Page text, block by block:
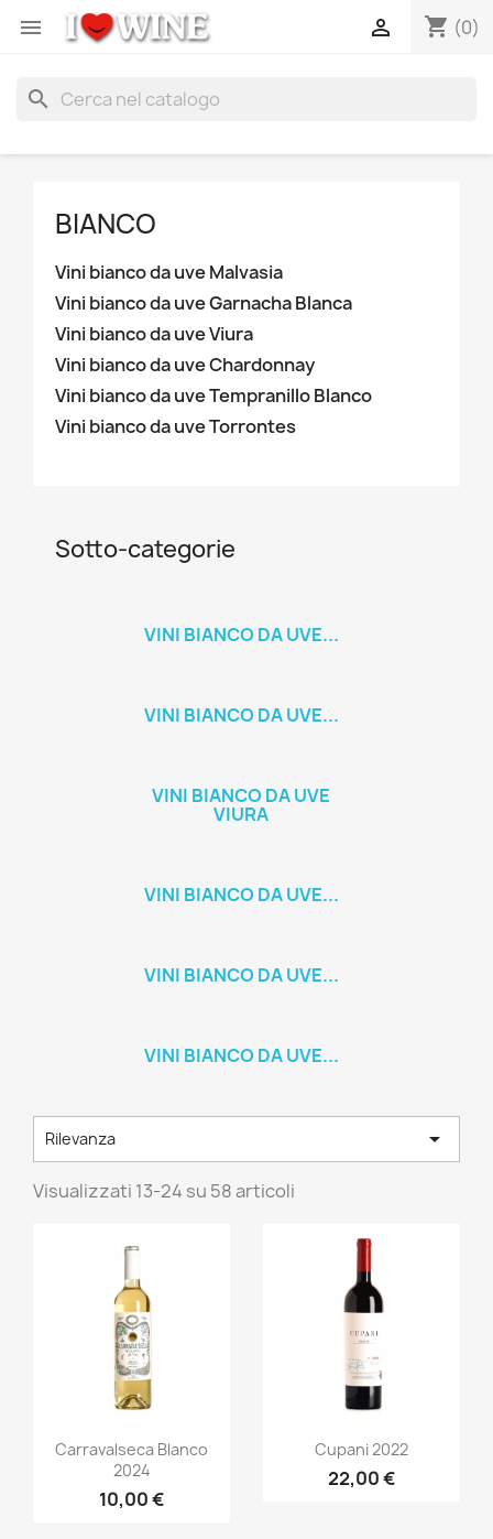
 shopping_cart (0)

search
BIANCO
Vini bianco da uve Malvasia
Vini bianco da uve Garnacha Blanca
Vini bianco da uve Viura
Vini bianco da uve Chardonnay
Vini bianco da uve Tempranillo Blanco
Vini bianco da uve Torrontes
Sotto-categorie
VINI BIANCO DA UVE...
VINI BIANCO DA UVE...
VINI BIANCO DA UVE
VIURA
VINI BIANCO DA UVE...
VINI BIANCO DA UVE...
VINI BIANCO DA UVE...
Rilevanza 
Visualizzati 13-24 su 58 articoli
Anteprima
Carravalseca Blanco
2024
10,00 €
Anteprima
Cupani 2022
22,00 €